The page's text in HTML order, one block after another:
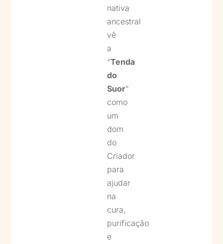
nativa
ancestral
vê
a
“Tenda
do
Suor”
como
um
dom
do
Criador
para
ajudar
na
cura,
purificação
e